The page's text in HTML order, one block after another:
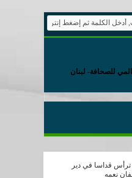
ترأس قداسا في دير
نعمه